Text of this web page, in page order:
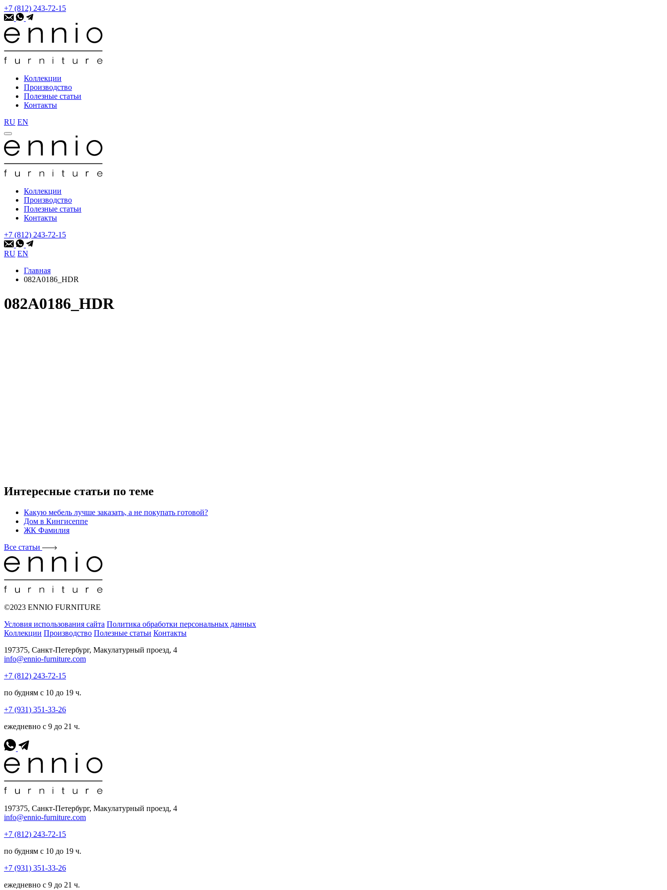
+7 (812) 243-72-15
Коллекции
Производство
Полезные статьи
Контакты
RU EN
Коллекции
Производство
Полезные статьи
Контакты
+7 (812) 243-72-15
RU EN
Главная
082A0186_HDR
082A0186_HDR
Интересные статьи по теме
Какую мебель лучше заказать, а не покупать готовой?
Дом в Кингисеппе
ЖК Фамилия
Все статьи
©2023 ENNIO FURNITURE
Условия использования сайта Политика обработки персональных данных
Коллекции Производство Полезные статьи Контакты
197375, Санкт-Петербург, Макулатурный проезд, 4
info@ennio-furniture.com
+7 (812) 243-72-15
по будням с 10 до 19 ч.
+7 (931) 351-33-26
ежедневно с 9 до 21 ч.
197375, Санкт-Петербург, Макулатурный проезд, 4
info@ennio-furniture.com
+7 (812) 243-72-15
по будням с 10 до 19 ч.
+7 (931) 351-33-26
ежедневно с 9 до 21 ч.